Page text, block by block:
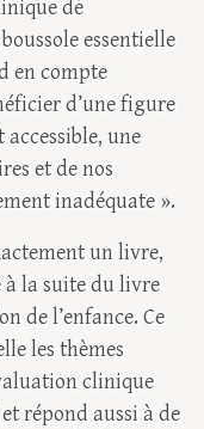
de
essentielle
en compte
d’une figure
une
et de nos
inadéquate ».
un livre,
à la suite du livre
de l’enfance. Ce
les thèmes
clinique
répond aussi à de